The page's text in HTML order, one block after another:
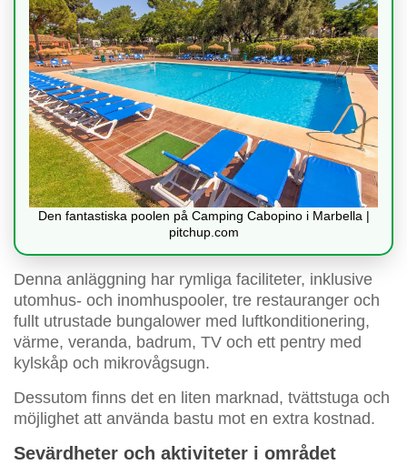
Den fantastiska poolen på Camping Cabopino i Marbella |
pitchup.com
Denna anläggning har rymliga faciliteter, inklusive
utomhus- och inomhuspooler, tre restauranger och
fullt utrustade bungalower med luftkonditionering,
värme, veranda, badrum, TV och ett pentry med
kylskåp och mikrovågsugn.
Dessutom finns det en liten marknad, tvättstuga och
möjlighet att använda bastu mot en extra kostnad.
Sevärdheter och aktiviteter i området